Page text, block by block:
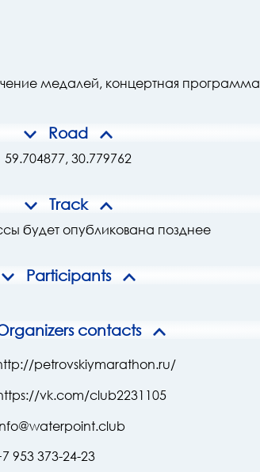
медалей, концертная программа
Road
59.704877, 30.779762
Track
будет опубликована позднее
Participants
contacts
petrovskiymarathon.ru/
vk.com/club2231105
953 373-24-23